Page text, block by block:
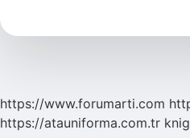
Demek
https://www.forumarti.com
https://atauniforma.com.tr